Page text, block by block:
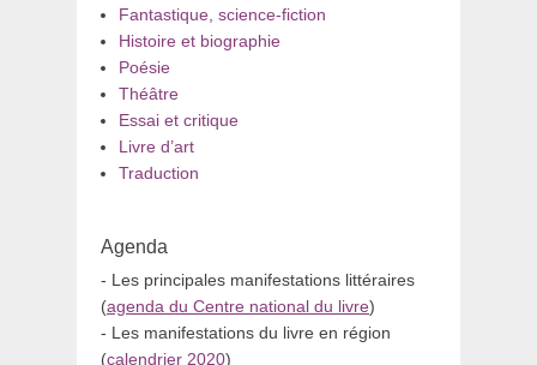
Fantastique, science-fiction
Histoire et biographie
Poésie
Théâtre
Essai et critique
Livre d’art
Traduction
Agenda
- Les principales manifestations littéraires
(agenda du Centre national du livre)
- Les manifestations du livre en région
(calendrier 2020)